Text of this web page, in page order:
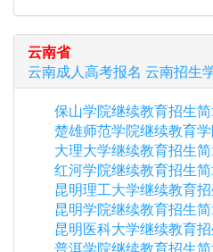
云南省
云南成人高考报名 云南招生
保山学院继续教育招生
楚雄师范学院继续教育
大理大学继续教育招生
红河学院继续教育招生
昆明理工大学继续教育
昆明学院继续教育招生
昆明医科大学继续教育
普洱学院继续教育招生